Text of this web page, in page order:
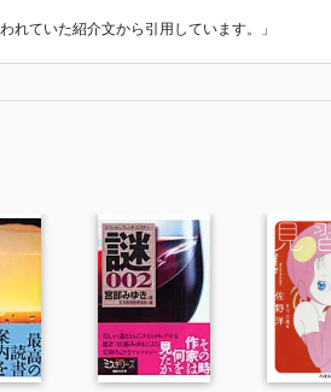
夜を思い出した……。
。
からの引用はいいが「痛む胸」のネタバ
れていた紹介文から引用しています。」